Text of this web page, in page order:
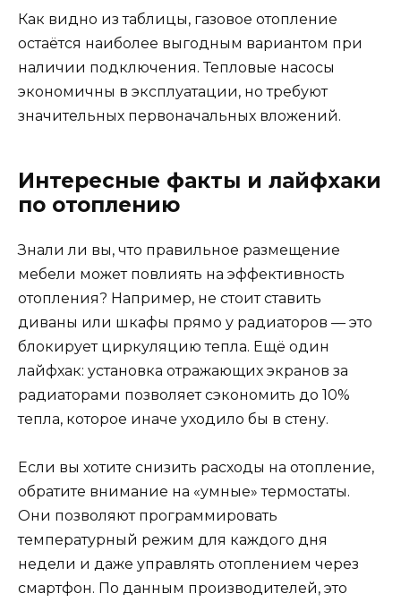
Как видно из таблицы, газовое отопление
остаётся наиболее выгодным вариантом при
наличии подключения. Тепловые насосы
экономичны в эксплуатации, но требуют
значительных первоначальных вложений.
Интересные факты и лайфхаки
по отоплению
Знали ли вы, что правильное размещение
мебели может повлиять на эффективность
отопления? Например, не стоит ставить
диваны или шкафы прямо у радиаторов — это
блокирует циркуляцию тепла. Ещё один
лайфхак: установка отражающих экранов за
радиаторами позволяет сэкономить до 10%
тепла, которое иначе уходило бы в стену.
Если вы хотите снизить расходы на отопление,
обратите внимание на «умные» термостаты.
Они позволяют программировать
температурный режим для каждого дня
недели и даже управлять отоплением через
смартфон. По данным производителей, это